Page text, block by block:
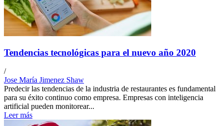
Tendencias tecnológicas para el nuevo año 2020
/
Jose María Jimenez Shaw
Predecir las tendencias de la industria de restaurantes es fundamental
para su éxito continuo como empresa. Empresas con inteligencia
artificial pueden monitorear...
Leer más